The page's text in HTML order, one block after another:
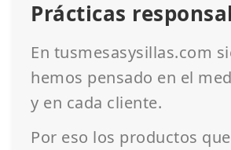
Prácticas
En tusmesasysillas.com
hemos pensado en el
y en cada cliente.
Por eso los productos